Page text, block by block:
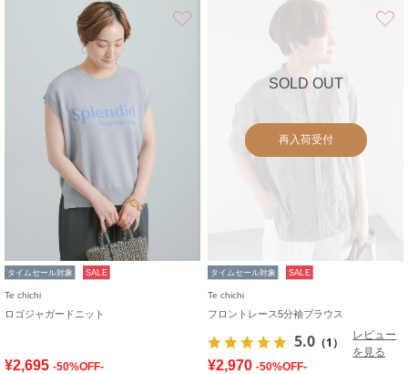
タイムセール対象 SALE
Te chichi
ロゴジャガードニット
¥2,695 -50%OFF-
SOLD OUT
再入荷受付
タイムセール対象 SALE
Te chichi
フロントレース5分袖ブラウス
5.0 （1）
レビュー
を見る
¥2,970 -50%OFF-